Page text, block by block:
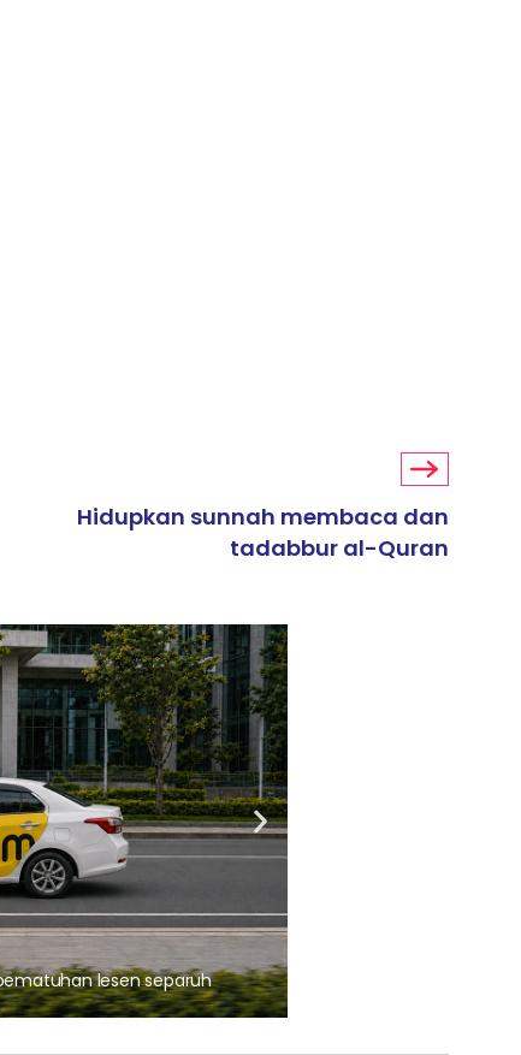
Hidupkan sunnah membaca dan
tadabbur al-Quran
lesen separuh